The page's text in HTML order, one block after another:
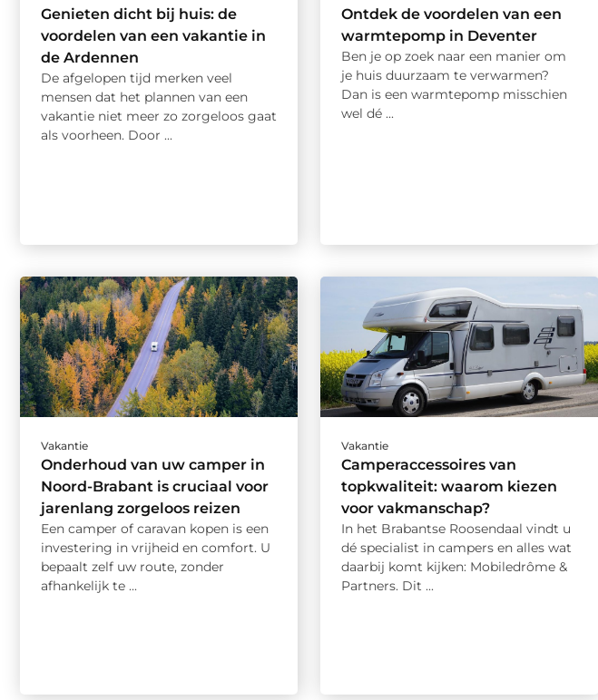
Genieten dicht bij huis: de
voordelen van een vakantie in
de Ardennen
De afgelopen tijd merken veel
mensen dat het plannen van een
vakantie niet meer zo zorgeloos gaat
als voorheen. Door ...
Ontdek de voordelen van een
warmtepomp in Deventer
Ben je op zoek naar een manier om
je huis duurzaam te verwarmen?
Dan is een warmtepomp misschien
wel dé ...
Vakantie
Onderhoud van uw camper in
Noord-Brabant is cruciaal voor
jarenlang zorgeloos reizen
Een camper of caravan kopen is een
investering in vrijheid en comfort. U
bepaalt zelf uw route, zonder
afhankelijk te ...
Vakantie
Camperaccessoires van
topkwaliteit: waarom kiezen
voor vakmanschap?
In het Brabantse Roosendaal vindt u
dé specialist in campers en alles wat
daarbij komt kijken: Mobiledrôme &
Partners. Dit ...